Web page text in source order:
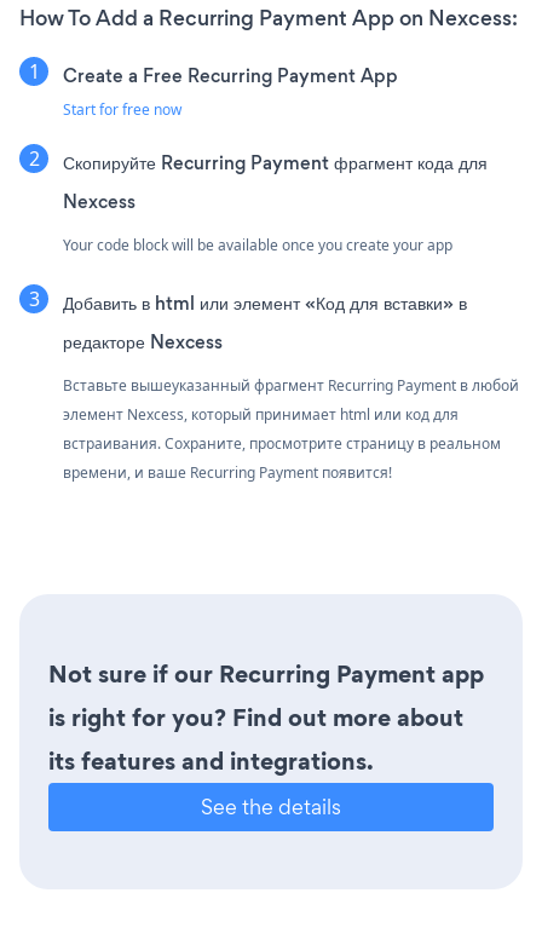
How To Add a Recurring Payment App on Nexcess:
Create a Free Recurring Payment App
Start for free now
Скопируйте Recurring Payment фрагмент кода для
Nexcess
Your code block will be available once you create your app
Добавить в html или элемент «Код для вставки» в
редакторе Nexcess
Вставьте вышеуказанный фрагмент Recurring Payment в любой
элемент Nexcess, который принимает html или код для
встраивания. Сохраните, просмотрите страницу в реальном
времени, и ваше Recurring Payment появится!
Not sure if our Recurring Payment app
is right for you? Find out more about
its features and integrations.
See the details